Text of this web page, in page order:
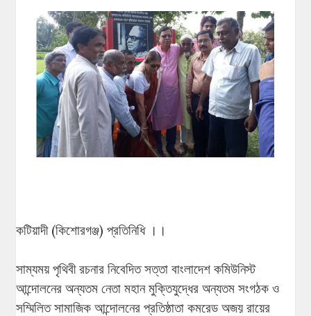
কটিয়াদী (কিশোরগঞ্জ) প্রতিনিধি ।।
সাম্যময় পৃথিবী রচনার নিবেদিত সত্তা বাংলাদেশ কমিউনিস্ট
আন্দোলনের অন্যতম নেতা মহান মুক্তিযুদ্ধের অন্যতম সংগঠক ও
সম্মিলিত সামাজিক আন্দোলনের প্রতিষ্ঠাতা কমরেড অজয় রায়ের